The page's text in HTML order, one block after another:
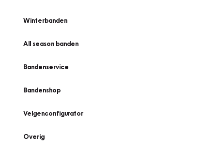
Winterbanden
All season banden
Bandenservice
Bandenshop
Velgenconfigurator
Overig